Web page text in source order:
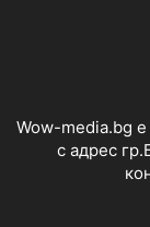
Wow-media.bg
с адрес